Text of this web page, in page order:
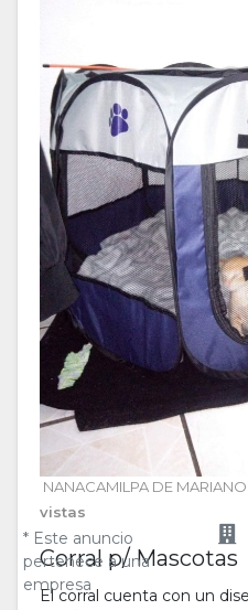
NANACAMILPA DE
vistas
* Este anuncio
pertenece a una
empresa
Corral p/ Mascotas
El corral cuenta con un